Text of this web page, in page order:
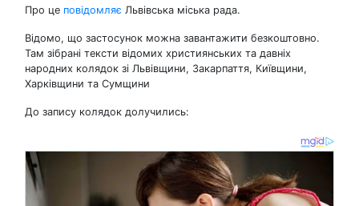
Про це повідомляє Львівська міська рада.
Відомо, що застосунок можна завантажити безкоштовно.
Там зібрані тексти відомих християнських та давніх
народних колядок зі Львівщини, Закарпаття, Київщини,
Харківщини та Сумщини
До запису колядок долучились: